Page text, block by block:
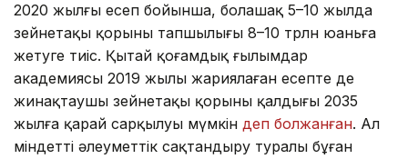
2020 жылғы есеп бойынша, болашақ 5–10 жылда
зейнетақы қорының тапшылығы 8–10 трлн юаньға
жетуге тиіс. Қытай қоғамдық ғылымдар
академиясы 2019 жылы жариялаған есепте де
жинақтаушы зейнетақы қорының қалдығы 2035
жылға қарай сарқылуы мүмкін деп болжанған. Ал
міндетті әлеуметтік сақтандыру туралы бұған